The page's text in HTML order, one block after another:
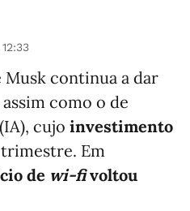
Musk continua a dar
assim como o de
cujo investimento
Em
de wi-fivoltou